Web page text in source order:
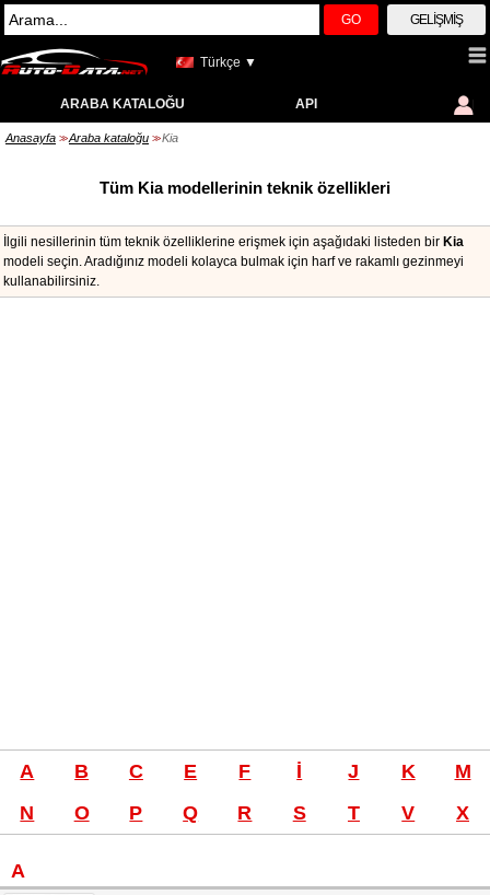
GO GELIŞMIŞ
Türkçe ▼
ARABA KATALOĞU API
Anasayfa >> Araba kataloğu >> Kia
Tüm Kia modellerinin teknik özellikleri
İlgili nesillerinin tüm teknik özelliklerine erişmek için aşağıdaki listeden bir Kia
modeli seçin. Aradığınız modeli kolayca bulmak için harf ve rakamlı gezinmeyi
kullanabilirsiniz.
A B C E F I J K
M
N
O P Q R S T V X
A